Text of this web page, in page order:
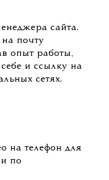
сайта.
почту
опыт работы,
и ссылку на
сетях.
на телефон для
и по